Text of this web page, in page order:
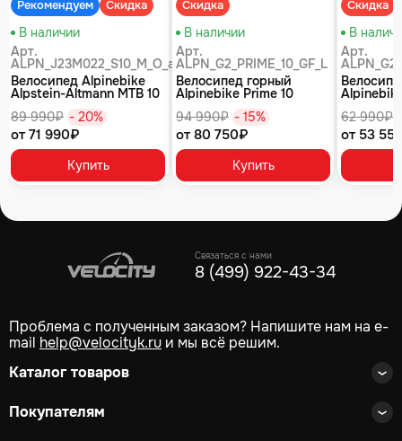
Рекомендуем Скидка
В наличии
Арт.
ALPN_J23M022_S10_M_O_air
Велосипед Alpinebike
Alpstein-Altmann MTB 10
89 990₽ - 20%
от 71 990₽
Купить
Скидка
В наличии
Арт.
ALPN_G2_PRIME_10_GF_L
Велосипед горный
Alpinebike Prime 10
94 990₽ - 15%
от 80 750₽
Купить
Скидка
В
Арт.
62 990₽
от 53
Связаться с нами
8 (499) 922-43-34
Проблема с полученным заказом? Напишите нам на e-
mail help@velocityk.ru и мы всё решим.
Каталог товаров
Покупателям